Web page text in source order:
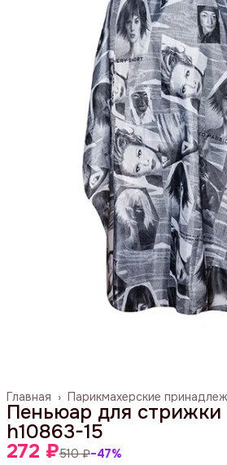
Парикмахерские
Главная ›
Пеньюар для стрижки
h10863-15
272 ₽510 ₽−47%